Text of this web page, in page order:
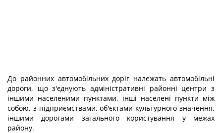
До районних автомобільних доріг належать автомобільні
дороги, що з'єднують адміністративні районні центри з
іншими населеними пунктами, інші населені пункти між
собою, з підприємствами, об'єктами культурного значення,
іншими дорогами загального користування у межах
району.